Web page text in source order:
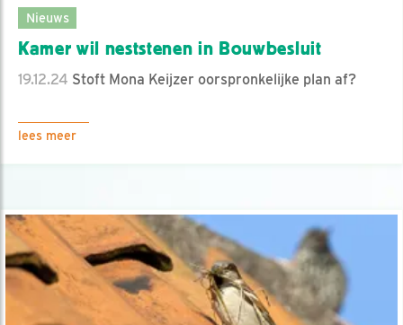
Nieuws
Kamer wil neststenen in Bouwbesluit
19.12.24 Stoft Mona Keijzer oorspronkelijke plan af?
lees meer